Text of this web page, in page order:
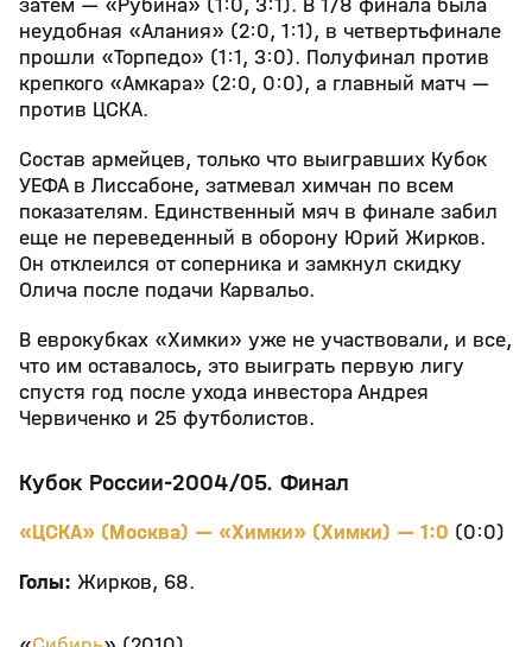
затем — «Рубина» (1:0, 3:1). В 1/8 финала была
неудобная «Алания» (2:0, 1:1), в четвертьфинале
прошли «Торпедо» (1:1, 3:0). Полуфинал против
крепкого «Амкара» (2:0, 0:0), а главный матч —
против ЦСКА.
Состав армейцев, только что выигравших Кубок
УЕФА в Лиссабоне, затмевал химчан по всем
показателям. Единственный мяч в финале забил
еще не переведенный в оборону Юрий Жирков.
Он отклеился от соперника и замкнул скидку
Олича после подачи Карвальо.
В еврокубках «Химки» уже не участвовали, и все,
что им оставалось, это выиграть первую лигу
спустя год после ухода инвестора Андрея
Червиченко и 25 футболистов.
Кубок России-2004/05. Финал
«ЦСКА» (Москва) — «Химки» (Химки) — 1:0 (0:0)
Голы: Жирков, 68.